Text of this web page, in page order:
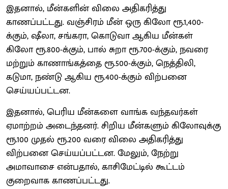
இதனால், மீன்களின் விலை அதிகரித்து
காணப்பட்டது. வஞ்சிரம் மீன் ஒரு கிலோ ரூ.1,400-
க்கும், ஷீலா, சங்கரா, கொடுவா ஆகிய மீன்கள்
கிலோ ரூ.800-க்கும், பால் சுறா ரூ.700-க்கும், நவரை
மற்றும் காணாங்கத்தை ரூ.500-க்கும், நெத்திலி,
கடுமா, நண்டு ஆகிய ரூ.400-க்கும் விற்பனை
செய்யப்பட்டன.
இதனால், பெரிய மீன்களை வாங்க வந்தவர்கள்
ஏமாற்றம் அடைந்தனர். சிறிய மீ்ன்களும் கிலோவுக்கு
ரூ.100 முதல் ரூ.200 வரை விலை அதிகரித்து
விற்பனை செய்யப்பட்டன. மேலும், நேற்று
அமாவாசை என்பதால், காசிமேட்டில் கூட்டம்
குறைவாக காணப்பட்டது.